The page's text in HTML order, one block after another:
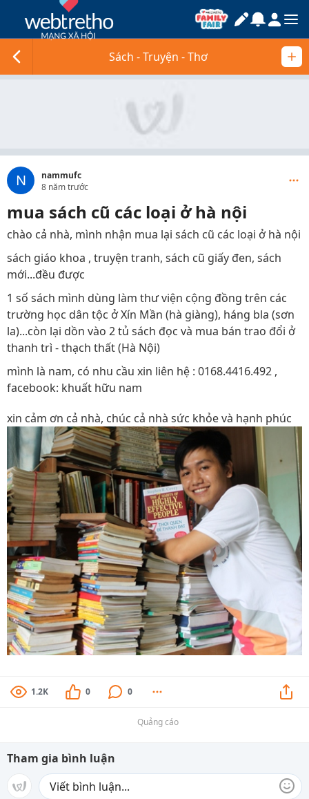
Sách - Truyện - Thơ
N
nammufc
8 năm trước
mua sách cũ các loại ở hà nội
chào cả nhà, mình nhận mua lại sách cũ các loại ở hà nội
sách giáo khoa , truyện tranh, sách cũ giấy đen, sách
mới...đều được
1 số sách mình dùng làm thư viện cộng đồng trên các
trường học dân tộc ở Xín Mần (hà giàng), háng bla (sơn
la)...còn lại dồn vào 2 tủ sách đọc và mua bán trao đổi ở
thanh trì - thạch thất (Hà Nội)
mình là nam, có nhu cầu xin liên hệ : 0168.4416.492 ,
facebook: khuất hữu nam
xin cảm ơn cả nhà, chúc cả nhà sức khỏe và hạnh phúc
1.2K 0 0
Quảng cáo
Tham gia bình luận